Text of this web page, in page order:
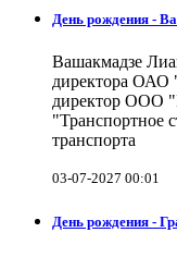
День рождения -
Вашакмадзе
директора ОАО
директор ООО
"Транспортное
транспорта
03-07-2027 00:01
День рождения -